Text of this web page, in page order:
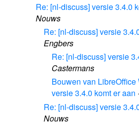
Re: [nl-discuss] versie 3.4.0
Nouws
Re: [nl-discuss] versie
Engbers
Re: [nl-discuss] versie
Castermans
Bouwen van
versie 3.4.0 komt er aan ·
Re: [nl-discuss] versie
Nouws